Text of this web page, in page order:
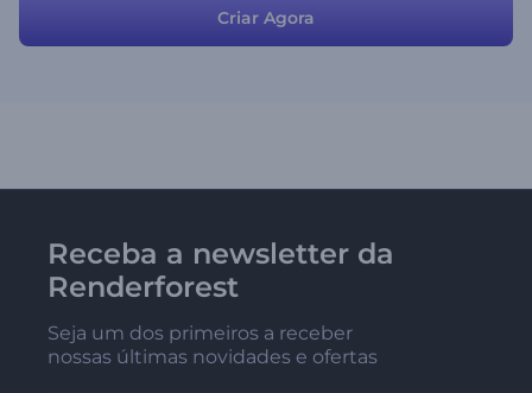
Criar Agora
Receba a newsletter da
Renderforest
Seja um dos primeiros a receber
nossas últimas novidades e ofertas